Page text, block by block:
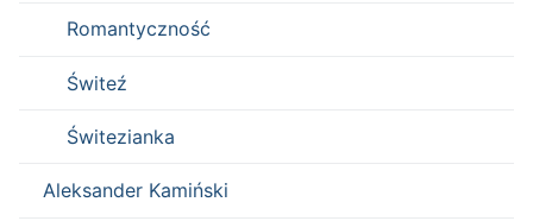
Romantyczność
Świteź
Świtezianka
Aleksander Kamiński